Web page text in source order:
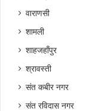
वाराणसी
शामली
शाहजहाँपुर
श्रावस्ती
संत कबीर नगर
संत रविदास नगर